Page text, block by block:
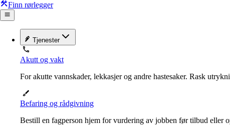
Finn rørlegger
Tjenester
Akutt og vakt
For akutte vannskader, lekkasjer og andre hastesaker. Rask
Befaring og rådgivning
Bestill en fagperson hjem for vurdering av jobben før tilbud eller